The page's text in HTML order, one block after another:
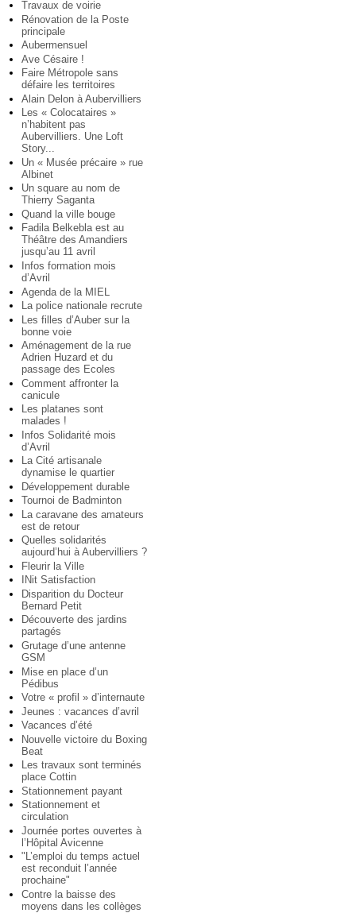
Travaux de voirie
Rénovation de la Poste
principale
Aubermensuel
Ave Césaire !
Faire Métropole sans
défaire les territoires
Alain Delon à Aubervilliers
Les « Colocataires »
n’habitent pas
Aubervilliers. Une Loft
Story...
Un « Musée précaire » rue
Albinet
Un square au nom de
Thierry Saganta
Quand la ville bouge
Fadila Belkebla est au
Théâtre des Amandiers
jusqu’au 11 avril
Infos formation mois
d’Avril
Agenda de la MIEL
La police nationale recrute
Les filles d’Auber sur la
bonne voie
Aménagement de la rue
Adrien Huzard et du
passage des Ecoles
Comment affronter la
canicule
Les platanes sont
malades !
Infos Solidarité mois
d’Avril
La Cité artisanale
dynamise le quartier
Développement durable
Tournoi de Badminton
La caravane des amateurs
est de retour
Quelles solidarités
aujourd’hui à Aubervilliers ?
Fleurir la Ville
INit Satisfaction
Disparition du Docteur
Bernard Petit
Découverte des jardins
partagés
Grutage d’une antenne
GSM
Mise en place d’un
Pédibus
Votre « profil » d’internaute
Jeunes : vacances d’avril
Vacances d’été
Nouvelle victoire du Boxing
Beat
Les travaux sont terminés
place Cottin
Stationnement payant
Stationnement et
circulation
Journée portes ouvertes à
l’Hôpital Avicenne
"L’emploi du temps actuel
est reconduit l’année
prochaine"
Contre la baisse des
moyens dans les collèges